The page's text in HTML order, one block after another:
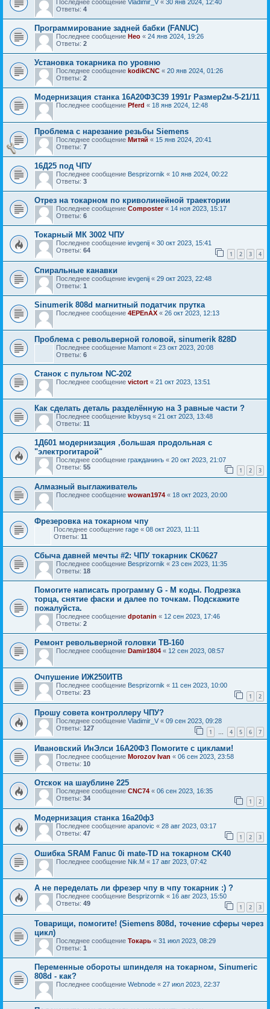
Последнее сообщение Vladimir_V « 30 янв 2024, 12:40
Ответы: 4
Программирование задней бабки (FANUC)
Последнее сообщение Нео « 24 янв 2024, 19:26
Ответы: 2
Установка токарника по уровню
Последнее сообщение kodikCNC « 20 янв 2024, 01:26
Ответы: 2
Модернизация станка 16А20Ф3С39 1991г Размер2м-5-21/11
Последнее сообщение Pferd « 18 янв 2024, 12:48
Проблема с нарезание резьбы Siemens
Последнее сообщение Митяй « 15 янв 2024, 20:41
Ответы: 7
16Д25 под ЧПУ
Последнее сообщение Besprizornik « 10 янв 2024, 00:22
Ответы: 3
Отрез на токарном по криволинейной траектории
Последнее сообщение Composter« 14 ноя 2023, 15:17
Ответы: 6
Токарный МК 3002 ЧПУ
Последнее сообщение ievgenij « 30 окт 2023, 15:41
Ответы: 64 1 2 3 4
Спиральные канавки
Последнее сообщение ievgenij « 29 окт 2023, 22:48
Ответы: 1
Sinumerik 808d магнитный податчик прутка
Последнее сообщение 4EPEnAX « 26 окт 2023, 12:13
Проблема с револьверной головой, sinumerik 828D
Последнее сообщение Mamont « 23 окт 2023, 20:08
Ответы: 6
Станок с пультом NC-202
Последнее сообщение victort « 21 окт 2023, 13:51
Как сделать деталь разделённую на 3 равные части ?
Последнее сообщение lkbyysq « 21 окт 2023, 13:48
Ответы: 11
1Д601 модернизация ,большая продольная с
"электрогитарой"
Последнее сообщение гражданинъ « 20 окт 2023, 21:07
Ответы: 55 1 2 3
Алмазный выглаживатель
Последнее сообщение wowan1974 « 18 окт 2023, 20:00
Фрезеровка на токарном чпу
Последнее сообщение rage « 08 окт 2023, 11:11
Ответы: 11
Сбыча давней мечты #2: ЧПУ токарник CK0627
Последнее сообщение Besprizornik « 23 сен 2023, 11:35
Ответы: 18
Помогите написать программу G - M коды. Подрезка
торца, снятие фаски и далее по точкам. Подскажите
пожалуйста.
Последнее сообщение dpotanin « 12 сен 2023, 17:46
Ответы: 2
Ремонт револьверной головки TB-160
Последнее сообщение Damir1804 « 12 сен 2023, 08:57
Очпушение ИЖ250ИТВ
Последнее сообщение Besprizornik « 11 сен 2023, 10:00
Ответы: 23 1 2
Прошу совета контроллеру ЧПУ?
Последнее сообщение Vladimir_V « 09 сен 2023, 09:28
Ответы: 127 1 … 4 5 6 7
Ивановский ИнЭлси 16А20Ф3 Помогите с циклами!
Последнее сообщение Morozov Ivan « 06 сен 2023, 23:58
Ответы: 10
Отскок на шаублине 225
Последнее сообщение СNC74 « 06 сен 2023, 16:35
Ответы: 34 1 2
Модернизация станка 16а20ф3
Последнее сообщение apanovic « 28 авг 2023, 03:17
Ответы: 47 1 2 3
Ошибка SRAM Fanuc 0i mate-TD на токарном CK40
Последнее сообщение Nik.M « 17 авг 2023, 07:42
А не переделать ли фрезер чпу в чпу токарник :) ?
Последнее сообщение Besprizornik « 16 авг 2023, 15:50
Ответы: 49 1 2 3
Товарищи, помогите! (Siemens 808d, точение сферы через
цикл)
Последнее сообщение Токарь « 31 июл 2023, 08:29
Ответы: 1
Переменные обороты шпинделя на токарном, Sinumeric
808d - как?
Последнее сообщение Webnode « 27 июл 2023, 22:37